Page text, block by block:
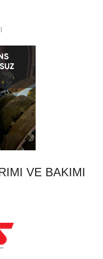
VE BAKIMI